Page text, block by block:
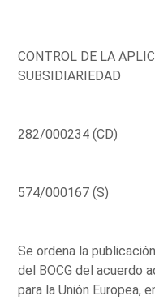
CONTROL DE LA
SUBSIDIARIEDAD
282/000234 (CD)
574/000167 (S)
Se ordena la
del BOCG del acuerdo
para la Unión Europea,